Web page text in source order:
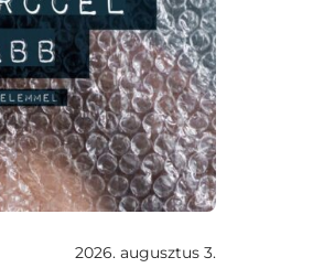
2026. augusztus 3.